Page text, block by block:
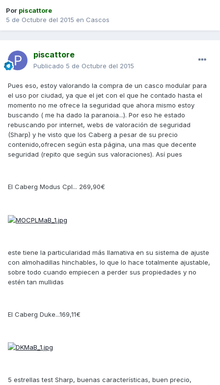
Por piscattore
5 de Octubre del 2015 en Cascos
piscattore
Publicado 5 de Octubre del 2015
Pues eso, estoy valorando la compra de un casco modular para
el uso por ciudad, ya que el jet con el que he contado hasta el
momento no me ofrece la seguridad que ahora mismo estoy
buscando ( me ha dado la paranoia...). Por eso he estado
rebuscando por internet, webs de valoración de seguridad
(Sharp) y he visto que los Caberg a pesar de su precio
contenido,ofrecen según esta página, una mas que decente
seguridad (repito que según sus valoraciones). Así pues
El Caberg Modus Cpl... 269,90€
este tiene la particularidad más llamativa en su sistema de ajuste
con almohadillas hinchables, lo que lo hace totalmente ajustable,
sobre todo cuando empiecen a perder sus propiedades y no
estén tan mullidas
El Caberg Duke...169,11€
5 estrellas test Sharp, buenas características, buen precio,